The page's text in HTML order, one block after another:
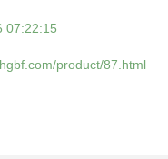
07:22:15
product/87.html